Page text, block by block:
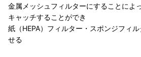
金属メッシュフィルターにすることによ
キャッチすることができ
紙（HEPA）フィルター・スポンジフィ
せる